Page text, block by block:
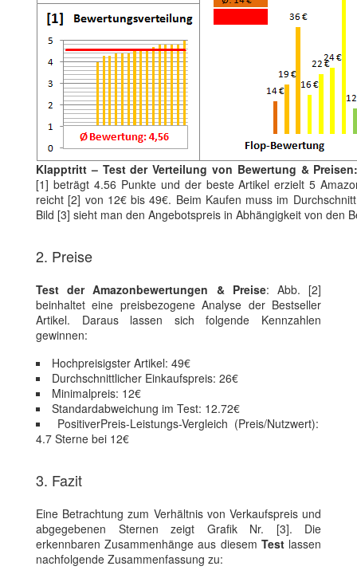
Klapptritt – Test der Verteilung von Bewertung &
[1] beträgt 4.56 Punkte und der beste Artikel erzielt 5
reicht [2] von 12€ bis 49€. Beim Kaufen muss im
Bild [3] sieht man den Angebotspreis in Abhängigkeit von den
2. Preise
Test der Amazonbewertungen & Preise: Abb. [2]
beinhaltet eine preisbezogene Analyse der Bestseller
Artikel. Daraus lassen sich folgende Kennzahlen
gewinnen:
Hochpreisigster Artikel: 49€
Durchschnittlicher Einkaufspreis: 26€
Minimalpreis: 12€
Standardabweichung im Test: 12.72€
PositiverPreis-Leistungs-Vergleich (Preis/Nutzwert):
4.7 Sterne bei 12€
3. Fazit
Eine Betrachtung zum Verhältnis von Verkaufspreis und
abgegebenen Sternen zeigt Grafik Nr. [3]. Die
erkennbaren Zusammenhänge aus diesem Testlassen
nachfolgende Zusammenfassung zu: